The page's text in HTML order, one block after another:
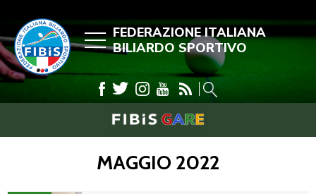
FEDERAZIONE ITALIANA
BILIARDO SPORTIVO
MAGGIO 2022